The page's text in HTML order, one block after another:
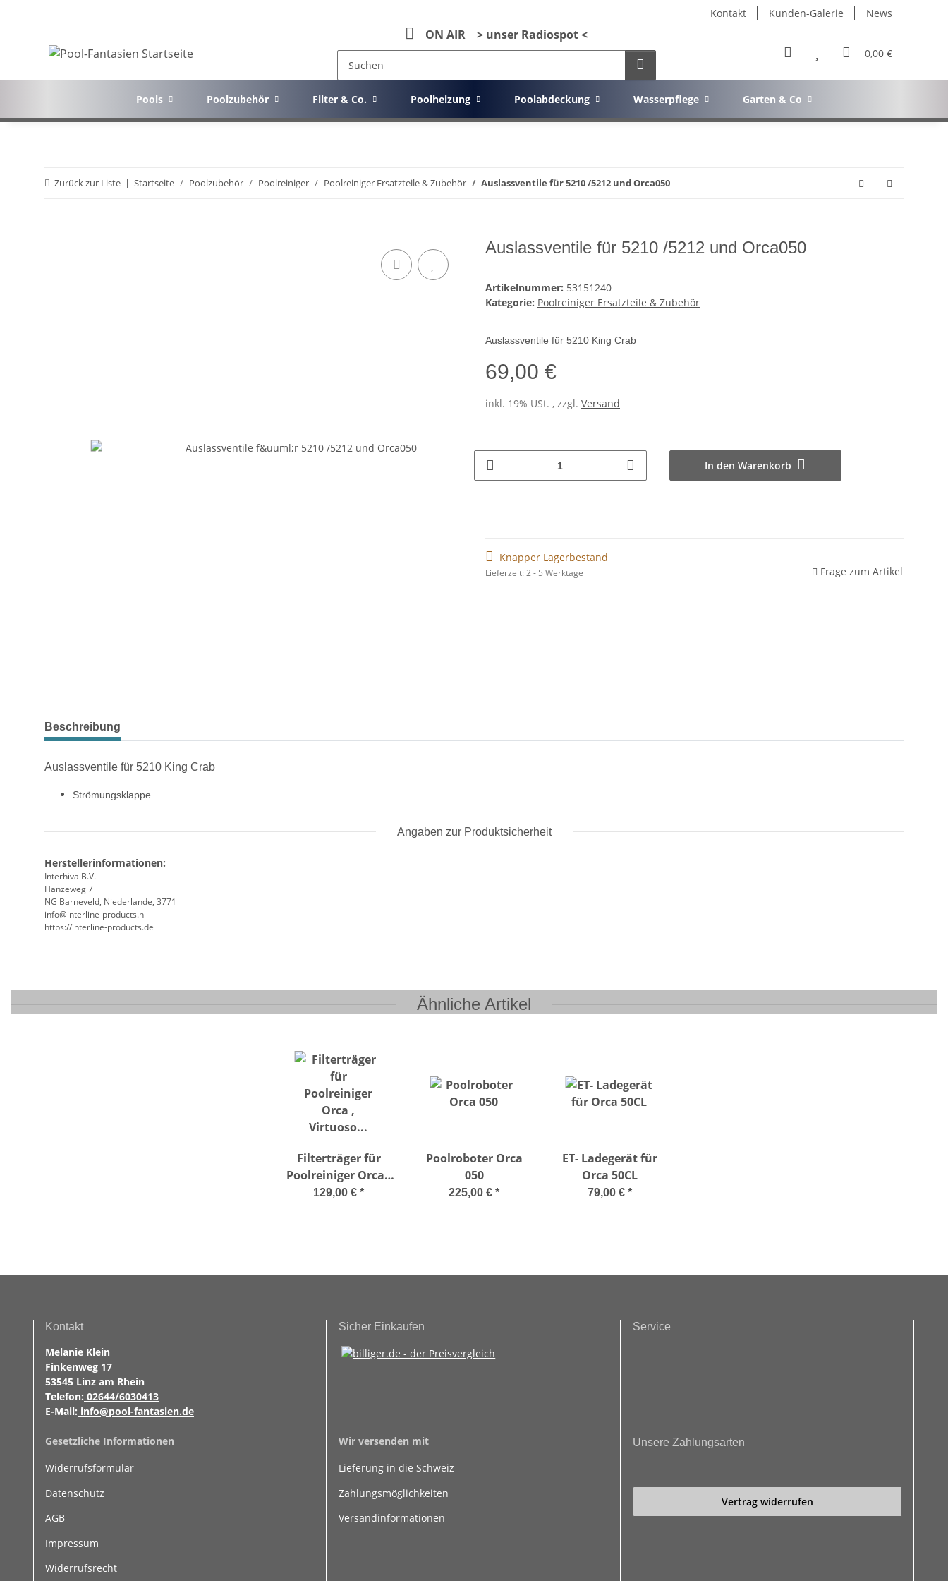
Kontakt Kunden-Galerie News
ON AIR > unser Radiospot <
0,00 €
Pools Poolzubehör Filter & Co. Poolheizung Poolabdeckung Wasserpflege Garten & Co
Zurück zur Liste Startseite Poolzubehör Poolreiniger Poolreiniger Ersatzteile & Zubehör Auslassventile für 5210 /5212 und Orca050
Auslassventile für 5210 /5212 und Orca050
Artikelnummer: 53151240
Kategorie: Poolreiniger Ersatzteile & Zubehör
Auslassventile für 5210 King Crab
69,00 €
inkl. 19% USt. , zzgl. Versand
In den Warenkorb
Knapper Lagerbestand
Lieferzeit: 2 - 5 Werktage Frage zum Artikel
weitere Registerkarten anzeigen
Beschreibung
Auslassventile für 5210 King Crab
Strömungsklappe
Angaben zur Produktsicherheit
Herstellerinformationen:
Interhiva B.V.
Hanzeweg 7
NG Barneveld, Niederlande, 3771
info@interline-products.nl
https://interline-products.de
Ähnliche Artikel
Filterträger für
Poolreiniger Orca ,
Virtuoso usw.
129,00 € *
Poolroboter Orca
050
225,00 € *
ET- Ladegerät für
Orca 50CL
79,00 € *
Kontakt
Melanie Klein
Finkenweg 17
53545 Linz am Rhein
Telefon: 02644/6030413
E-Mail: info@pool-fantasien.de
Sicher Einkaufen Service
Gesetzliche Informationen
Widerrufsformular
Datenschutz
AGB
Impressum
Widerrufsrecht
Wir versenden mit
Lieferung in die Schweiz
Zahlungsmöglichkeiten
Versandinformationen
Unsere Zahlungsarten
Vertrag widerrufen